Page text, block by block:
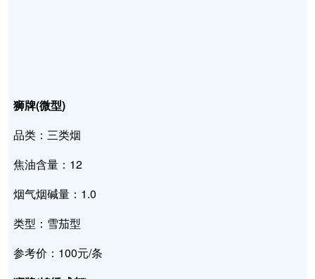
狮牌(微型)
品类：三类烟
焦油含量：12
烟气烟碱量：1.0
类型：雪茄型
参考价：100元/条